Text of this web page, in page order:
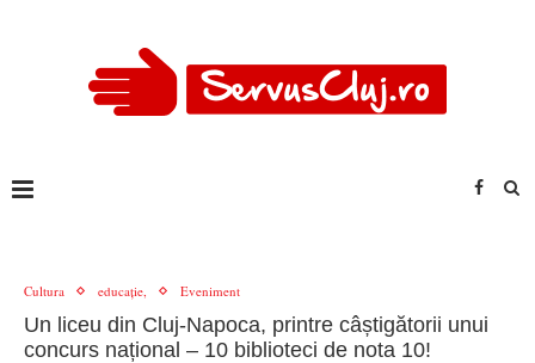
Cultura educație, Eveniment
Un liceu din Cluj-Napoca, printre câștigătorii unui
concurs național – 10 biblioteci de nota 10!